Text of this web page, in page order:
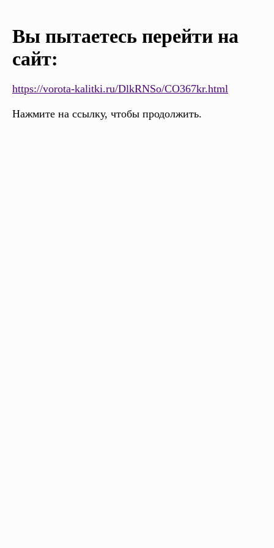
Вы пытаетесь перейти на
сайт:
https://vorota-kalitki.ru/DlkRNSo/CO367kr.html
Нажмите на ссылку, чтобы продолжить.